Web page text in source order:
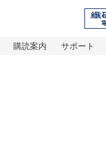
サポート
購読案内